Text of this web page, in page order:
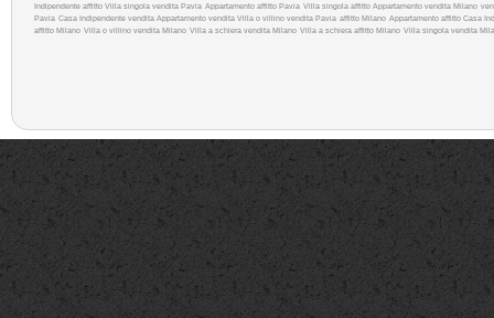
Indipendente affitto Villa singola vendita Pavia Appartamento affitto Pavia Villa singola affitto Appartamento vendita Milano
Pavia Casa Indipendente vendita Appartamento vendita Villa o villino vendita Pavia affitto Milano Appartamento affitto Casa
affitto Milano Villa o villino vendita Milano Villa a schiera vendita Milano Villa a schiera affitto Milano Villa singola vendita